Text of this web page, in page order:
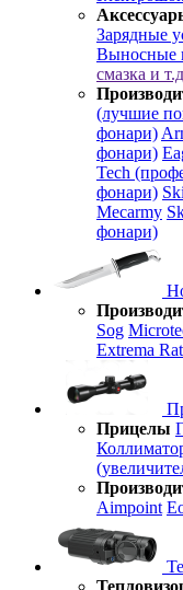
Зарядные
Выносные
смазка и
(лучшие
фонари)
фонари)
Tech
фонари)
Mecarmy
фонари)
Sog
Extrema
Прицелы
Aimpoint